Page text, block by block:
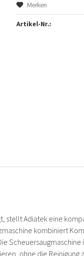
Merken
Artikel-Nr.:
stellt Adiatek eine
kombiniert
ohne die Reinigung